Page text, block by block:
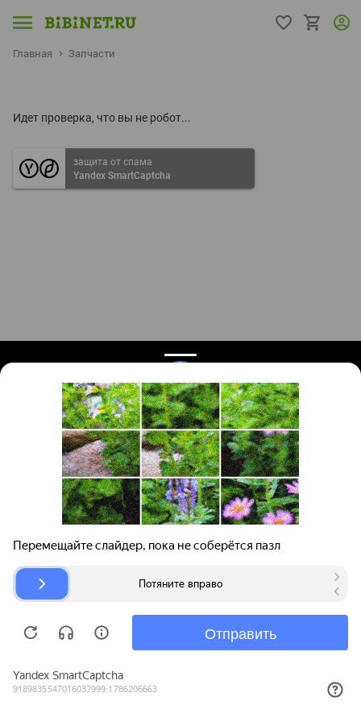
Главная Запчасти
Идет проверка, что вы не робот...
защита от спама
Yandex SmartCaptcha
Поиск запчастей
Для автокомпаний
Авторазборки
О проекте
Помощь
Карта сайта
© bibinet.ru - система поиска запчастей,
Copyright 2010-2026 Все права защищены